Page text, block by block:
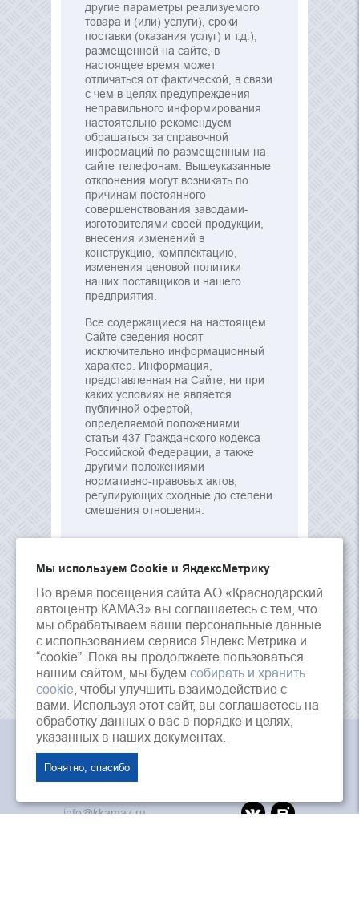
другие параметры реализуемого
товара и (или) услуги), сроки
поставки (оказания услуг) и т.д.),
размещенной на сайте, в
настоящее время может
отличаться от фактической, в связи
с чем в целях предупреждения
неправильного информирования
настоятельно рекомендуем
обращаться за справочной
информаций по размещенным на
сайте телефонам. Вышеуказанные
отклонения могут возникать по
причинам постоянного
совершенствования заводами-
изготовителями своей продукции,
внесения изменений в
конструкцию, комплектацию,
изменения ценовой политики
наших поставщиков и нашего
предприятия.
Все содержащиеся на настоящем
Сайте сведения носят
исключительно информационный
характер. Информация,
представленная на Сайте, ни при
каких условиях не является
публичной офертой,
определяемой положениями
статьи 437 Гражданского кодекса
Российской Федерации, а также
другими положениями
нормативно-правовых актов,
регулирующих сходные до степени
смешения отношения.
Мы используем Сookie и ЯндексМетрику
Во время посещения сайта АО «Краснодарский
автоцентр КАМАЗ» вы соглашаетесь с тем, что
мы обрабатываем ваши персональные данные
с использованием сервиса Яндекс Метрика и
“cookie”. Пока вы продолжаете пользоваться
нашим сайтом, мы будем собирать и хранить
cookie , чтобы улучшить взаимодействие с
вами. Используя этот сайт, вы соглашаетесь на
обработку данных о вас в порядке и целях,
указанных в наших документах.
Понятно, спасибо
353202, Россия, Краснодарский край, ст.
Динская, ул. Красная, 125
info@kkamaz.ru